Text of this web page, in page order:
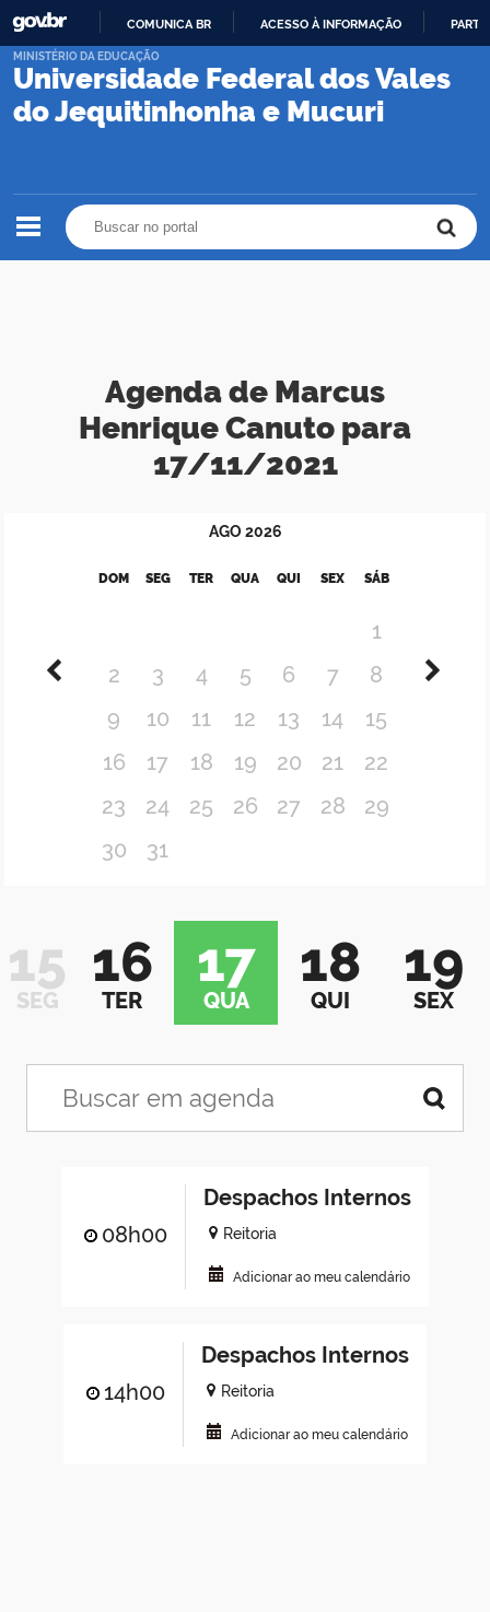
PARA
CONTEÚDO
COMUNICA BR ACESSO À INFORMAÇÃO
Universidade Federal dos Vales
do Jequitinhonha e Mucuri
MINISTÉRIO DA EDUCAÇÃO
Agenda de Marcus
Henrique Canuto para
17/11/2021
AGO 2026
DOM SEG TER QUA QUI SEX SÁB
1
2
3 4 5 6 7
8
9
10 11 12 13 14
15
16
17 18 19 20 21
22
23
24 25 26 27 28
29
30
31
15
SEG
16
TER
17
QUA
18
QUI
19
SEX
08h00
Despachos Internos
Reitoria
Adicionar ao meu calendário
14h00
Despachos Internos
Reitoria
Adicionar ao meu calendário